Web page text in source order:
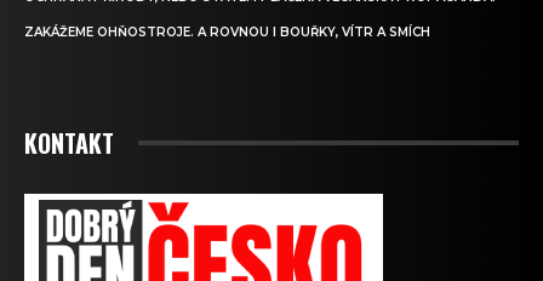
ZAKÁŽEME OHŇOSTROJE. A ROVNOU I BOUŘKY, VÍTR A SMÍCH
KONTAKT